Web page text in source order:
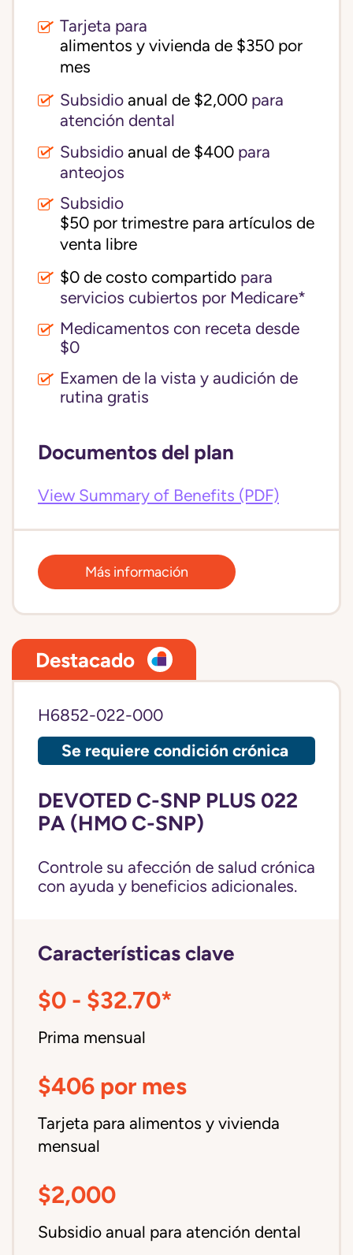
Tarjeta para
alimentos y vivienda de $350 por
mes
Subsidio anual de $2,000 para
atención dental
Subsidio anual de $400 para
anteojos
Subsidio
$50 por trimestre para artículos de
venta libre
$0 de costo compartido para
servicios cubiertos por Medicare*
Medicamentos con receta desde
$0
Examen de la vista y audición de
rutina gratis
Documentos del plan
View Summary of Benefits (PDF)
Más información
Destacado
H6852-022-000
Se requiere condición crónica
DEVOTED C-SNP PLUS 022
PA (HMO C-SNP)
Controle su afección de salud crónica
con ayuda y beneficios adicionales.
Características clave
$0 - $32.70*
Prima mensual
$406 por mes
Tarjeta para alimentos y vivienda
mensual
$2,000
Subsidio anual para atención dental